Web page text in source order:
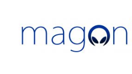
contenido